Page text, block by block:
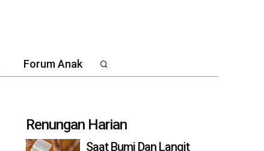
Forum Anak
Renungan Harian
Saat Bumi Dan Langit